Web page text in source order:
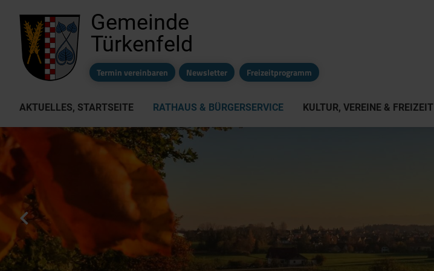
Gemeinde
Türkenfeld
AKTUELLES, STARTSEITE RATHAUS & BÜRGERSERVICE KULTUR, VEREINE & FREIZEIT
Termin vereinbaren Newsletter Freizeitprogramm